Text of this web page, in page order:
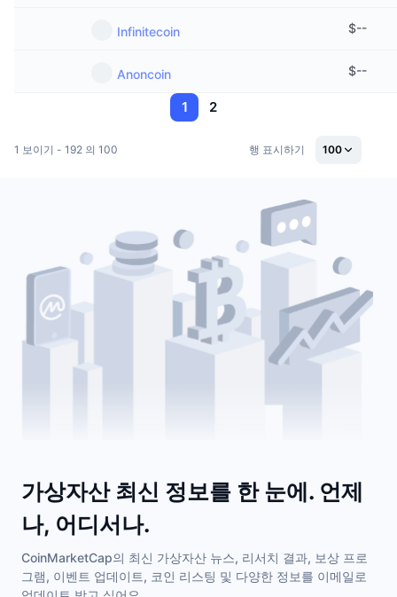
Infinitecoin $--
Anoncoin $--
1 2
1 보이기 - 192 의 100 행 표시하기 100
가상자산 최신 정보를 한 눈에. 언제
나, 어디서나.
CoinMarketCap의 최신 가상자산 뉴스, 리서치 결과, 보상 프로
그램, 이벤트 업데이트, 코인 리스팅 및 다양한 정보를 이메일로